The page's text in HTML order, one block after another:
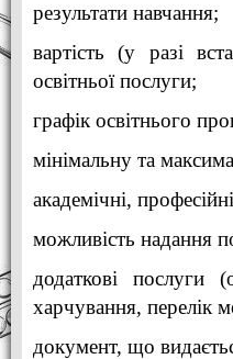
результати навчання;
вартість (у разі
освітньої послуги;
графік освітнього
мінімальну та
академічні,
можливість надання
додаткові послуги
харчування, перелік
документ, що